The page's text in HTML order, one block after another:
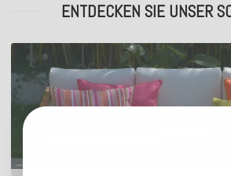
ENTDECKEN SIE UNSER